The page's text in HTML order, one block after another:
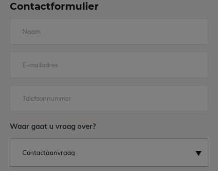
Contactformulier
Waar gaat u vraag over?